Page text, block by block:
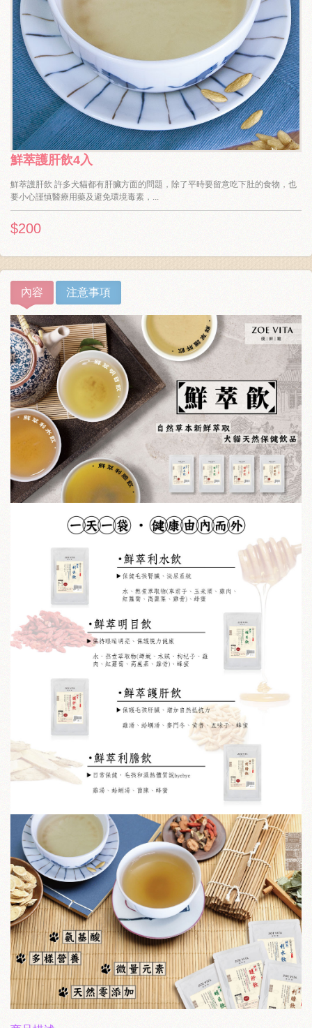
鮮萃護肝飲4入
鮮萃護肝飲 許多犬貓都有肝臟方面的問題，除了平時要留意吃下肚的食物，也
要小心謹慎醫療用藥及避免環境毒素，...
$200
內容 注意事項